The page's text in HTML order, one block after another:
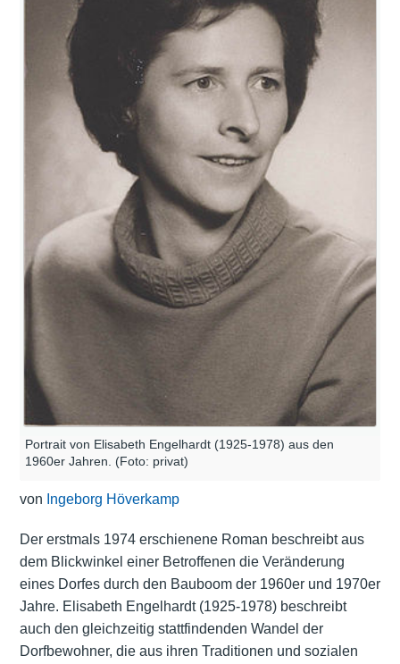
Portrait von Elisabeth Engelhardt (1925-1978) aus den
1960er Jahren. (Foto: privat)
von Ingeborg Höverkamp
Der erstmals 1974 erschienene Roman beschreibt aus
dem Blickwinkel einer Betroffenen die Veränderung
eines Dorfes durch den Bauboom der 1960er und 1970er
Jahre. Elisabeth Engelhardt (1925-1978) beschreibt
auch den gleichzeitig stattfindenden Wandel der
Dorfbewohner, die aus ihren Traditionen und sozialen